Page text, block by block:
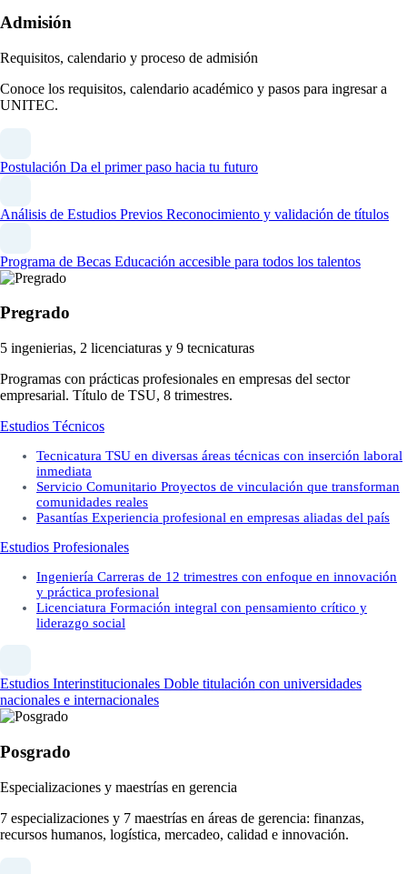
Admisión
Requisitos, calendario y proceso de admisión
Conoce los requisitos, calendario académico y pasos para ingresar a
UNITEC.
Postulación Da el primer paso hacia tu futuro
Análisis de Estudios Previos Reconocimiento y validación de títulos
Programa de Becas Educación accesible para todos los talentos
Pregrado
5 ingenierias, 2 licenciaturas y 9 tecnicaturas
Programas con prácticas profesionales en empresas del sector
empresarial. Título de TSU, 8 trimestres.
Estudios Técnicos
Tecnicatura TSU en diversas áreas técnicas con inserción laboral
inmediata
Servicio Comunitario Proyectos de vinculación que transforman
comunidades reales
Pasantías Experiencia profesional en empresas aliadas del país
Estudios Profesionales
Ingeniería Carreras de 12 trimestres con enfoque en innovación
y práctica profesional
Licenciatura Formación integral con pensamiento crítico y
liderazgo social
Estudios Interinstitucionales Doble titulación con universidades
nacionales e internacionales
Posgrado
Especializaciones y maestrías en gerencia
7 especializaciones y 7 maestrías en áreas de gerencia: finanzas,
recursos humanos, logística, mercadeo, calidad e innovación.